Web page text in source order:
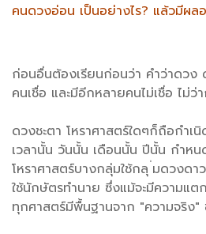
คนดวงอ่อน เป็นอย่างไร? แล้วมีผล
ก่อนอื่นต้องเรียนก่อนว่า คำว่าดวง
คนเชื่อ และมีอีกหลายคนไม่เชื่อ ไม่ว่
ดวงชะตา โหราศาสตร์ใดๆก็ถือกำ
เวลานั้น วันนั้น เดือนนั้น ปีนั้น กำหน
โหราศาสตร์บางกลุ่มใช้กลุ ่มดวงดา
ใช้นักษัตรทำนาย ซึ่งแม้จะมีความแต
ทุกศาสตร์มีพื้นฐานจาก "ความจริง